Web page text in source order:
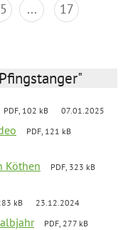
... 17
PDF, 102 kB 07.01.2025
PDF, 121 kB
Köthen
PDF, 323 kB
kB 23.12.2024
PDF, 277 kB